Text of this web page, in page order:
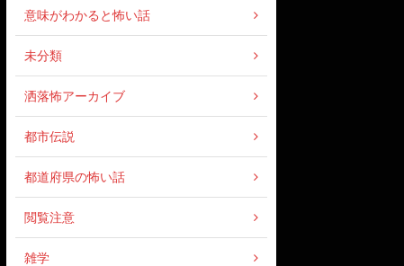
意味がわかると怖い話
未分類
洒落怖アーカイブ
都市伝説
都道府県の怖い話
閲覧注意
雑学